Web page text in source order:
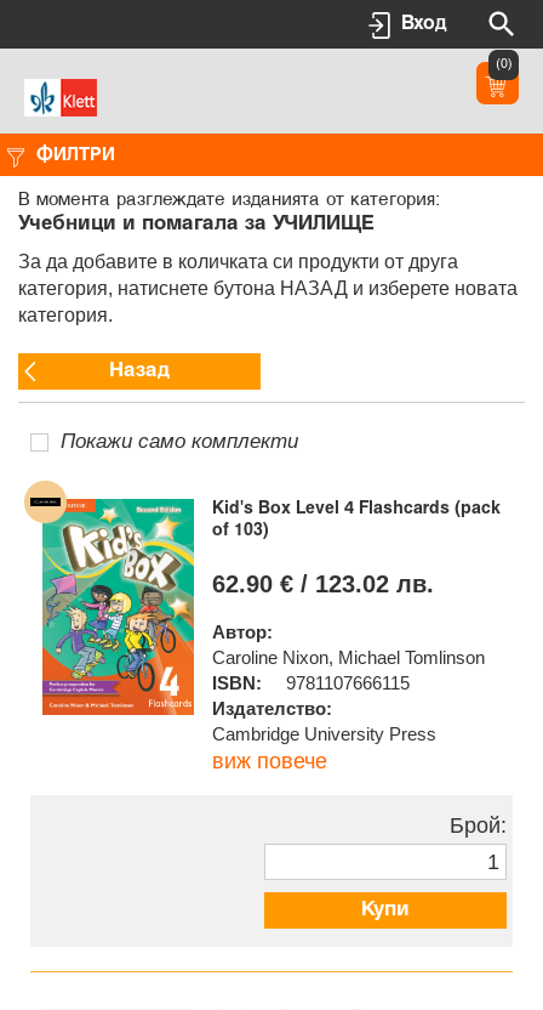
Вход
(0)
ФИЛТРИ
В момента разглеждате изданията от категория:
Учебници и помагала за УЧИЛИЩЕ
За да добавите в количката си продукти от друга
категория, натиснете бутона НАЗАД и изберете новата
категория.
Назад
Покажи само комплекти
Kid's Box Level 4 Flashcards (pack
of 103)
62.90 € / 123.02 лв.
Автор:
Caroline Nixon, Michael Tomlinson
ISBN:
9781107666115
Издателство:
Cambridge University Press
виж повече
Брой:
Купи